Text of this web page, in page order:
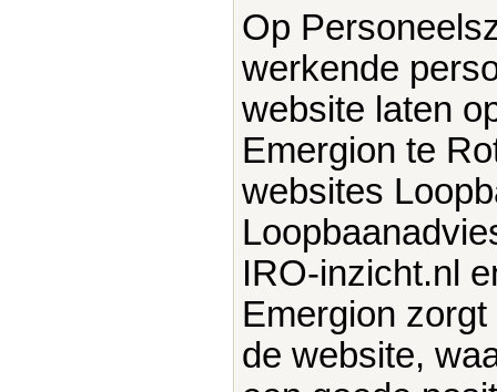
Op
werkende
website laten
Emergion te
websites
IRO-inzicht.nl
Emergion
de website,